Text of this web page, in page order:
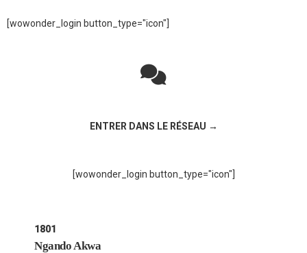
[wowonder_login button_type="icon"]
ENTRER DANS LE RÉSEAU →
[wowonder_login button_type="icon"]
1801
Ngando Akwa